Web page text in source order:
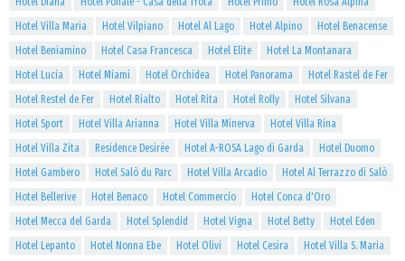
Hotel Villa Maria
Hotel Vilpiano Hotel Al Lago Hotel Alpino
Hotel Benacense
Hotel Beniamino
Hotel Casa Francesca Hotel Elite
Hotel La Montanara
Hotel Lucia
Hotel Miami Hotel Orchidea Hotel Panorama
Hotel Rastel de Fer
Hotel Restel de Fer
Hotel Rialto Hotel Rita Hotel Rolly
Hotel Silvana
Hotel Sport
Hotel Villa Arianna Hotel Villa Minerva
Hotel Villa Rina
Hotel Villa Zita
Residence Desirèe Hotel A-ROSA Lago di Garda
Hotel Duomo
Hotel Gambero
Hotel Salò du Parc Hotel Villa Arcadio
Hotel Al Terrazzo di Salò
Hotel Bellerive
Hotel Benaco Hotel Commercio
Hotel Conca d'Oro
Hotel Mecca del Garda
Hotel Splendid Hotel Vigna Hotel Betty
Hotel Eden
Hotel Lepanto
Hotel Nonna Ebe Hotel Olivi Hotel Cesira
Hotel Villa S. Maria